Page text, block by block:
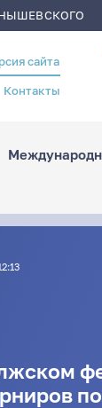
сайта
Контакты